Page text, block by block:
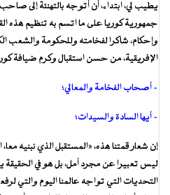
يطيب لي، ابتداء، أن أتوجه بالتهنئة إلى
جمهورية كوريا على ما اتسم به تنظيم هذه
وإحكام، شاكرا لفخامته وللحكومة والشعب
الإفريقية، من حسن استقبال وكرم ضيافة
– أصحاب الفخامة والمعالي؛
– أيها السادة والسيدات؛
إن شعار قمتنا هذه، «المستقبل الذي نبنيه
ليس تعبيرا عن مجرد أمل، بل هو في
التحديات التي تواجه عالمنا اليوم والتي